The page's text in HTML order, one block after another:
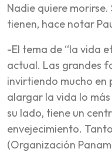
Nadie quiere
tienen, hace notar
-El tema de “la vida
actual. Las grandes
invirtiendo mucho en
alargar la vida lo
su lado, tiene un
envejecimiento.
(Organización